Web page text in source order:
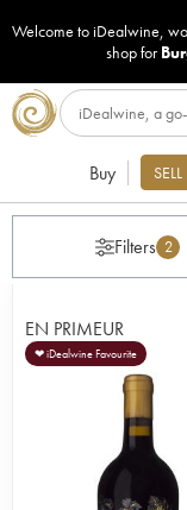
Welcome to iDealwine,
shop for
Buy SELL
Filters 2
EN PRIMEUR
❤ iDealwine Favourite